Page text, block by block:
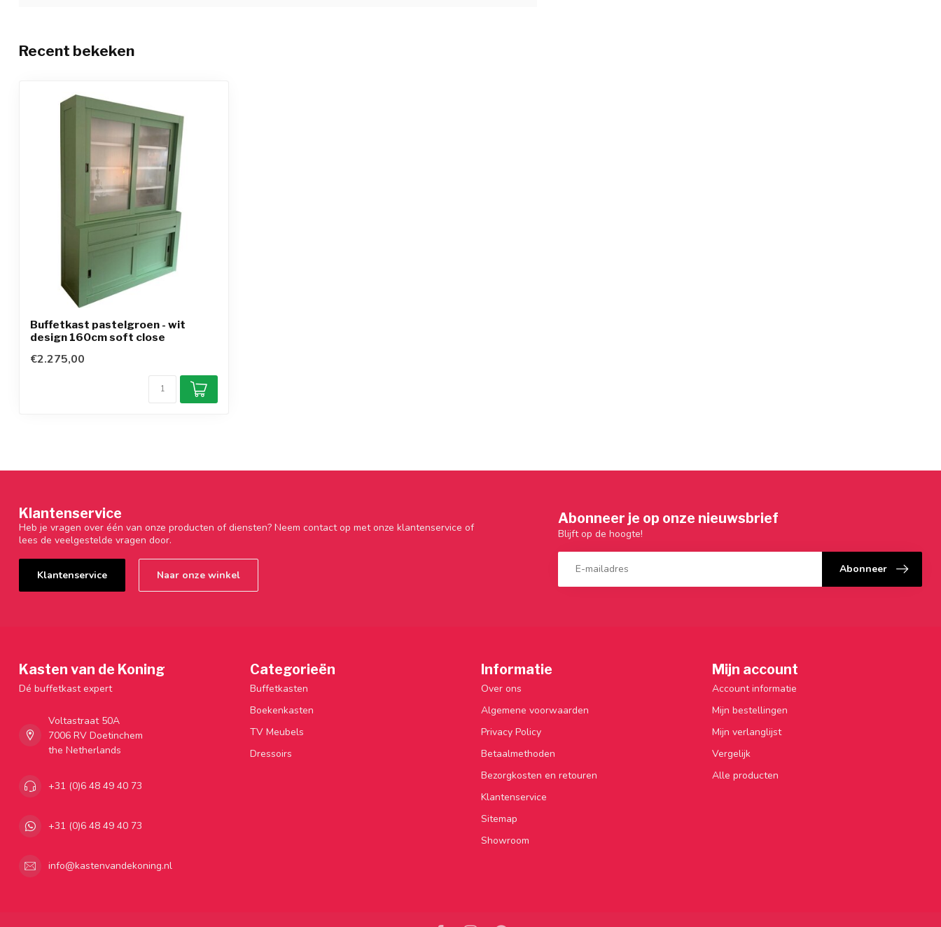
Recent bekeken
Buffetkast pastelgroen - wit
design 160cm soft close
€2.275,00
Klantenservice
Heb je vragen over één van onze producten of diensten? Neem contact op met onze klantenservice of
lees de veelgestelde vragen door.
Klantenservice Naar onze winkel
Abonneer je op onze nieuwsbrief
Blijft op de hoogte!
Abonneer
Kasten van de Koning
Dé buffetkast expert
Voltastraat 50A
7006 RV Doetinchem
the Netherlands
+31 (0)6 48 49 40 73
+31 (0)6 48 49 40 73
info@kastenvandekoning.nl
Categorieën
Buffetkasten
Boekenkasten
TV Meubels
Dressoirs
Informatie
Over ons
Algemene voorwaarden
Privacy Policy
Betaalmethoden
Bezorgkosten en retouren
Klantenservice
Sitemap
Showroom
Mijn account
Account informatie
Mijn bestellingen
Mijn verlanglijst
Vergelijk
Alle producten